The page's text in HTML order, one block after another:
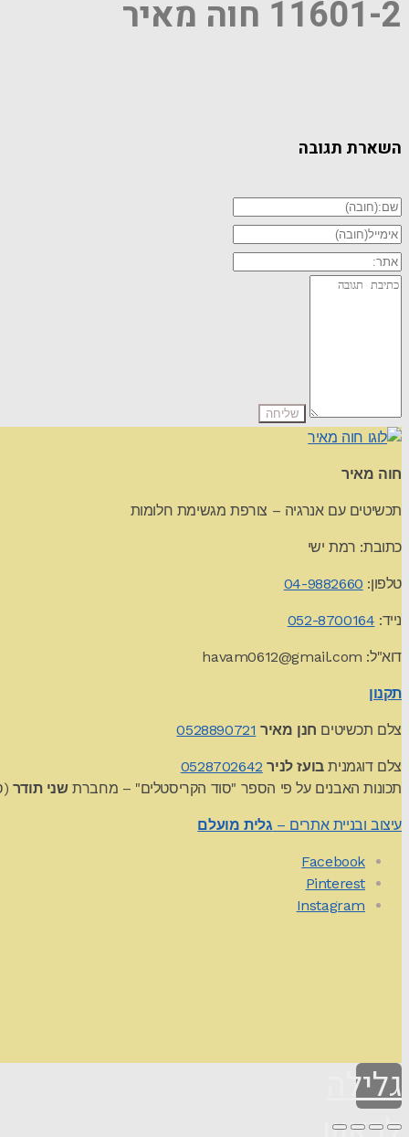
11601-2 חוה מאיר
השארת תגובה
חוה מאיר
תכשיטים עם אנרגיה – צורפת מגשימת חלומות
כתובת: רמת ישי
טלפון: 04-9882660
נייד: 052-8700164
דוא"ל: havam0612@gmail.com
תקנון
צלם תכשיטים חנן מאיר 0528890721
צלם דוגמניתבועז לניר 0528702642
תכונות האבנים על פי הספר "סוד הקריסטלים" – מחברתשני תודר
עיצוב ובניית אתרים –גלית מועלם
Facebook
Pinterest
Instagram
גלילה